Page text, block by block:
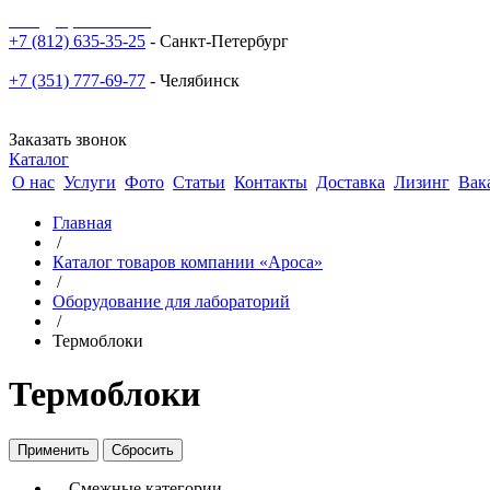
+7 (812) 635-35-25 - Санкт-Петербург
+7 (351) 777-69-77 - Челябинск
Заказать звонок
Каталог
О нас Услуги Фото Статьи Контакты Доставка Лизинг
Главная
/
Каталог товаров компании «Ароса»
/
Оборудование для лабораторий
/
Термоблоки
Термоблоки